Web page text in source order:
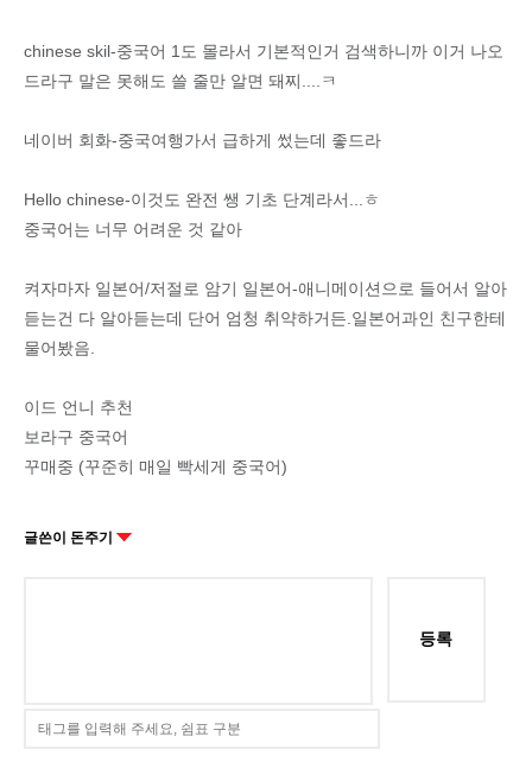
chinese skil-중국어 1도 몰라서 기본적인거 검색하니까 이거 나오
드라구 말은 못해도 쓸 줄만 알면 돼찌....ㅋ
네이버 회화-중국여행가서 급하게 썼는데 좋드라
Hello chinese-이것도 완전 쌩 기초 단계라서...ㅎ
중국어는 너무 어려운 것 같아
켜자마자 일본어/저절로 암기 일본어-애니메이션으로 들어서 알아
듣는건 다 알아듣는데 단어 엄청 취약하거든.일본어과인 친구한테
물어봤음.
이드 언니 추천
보라구 중국어
꾸매중 (꾸준히 매일 빡세게 중국어)
글쓴이 돈주기
등록